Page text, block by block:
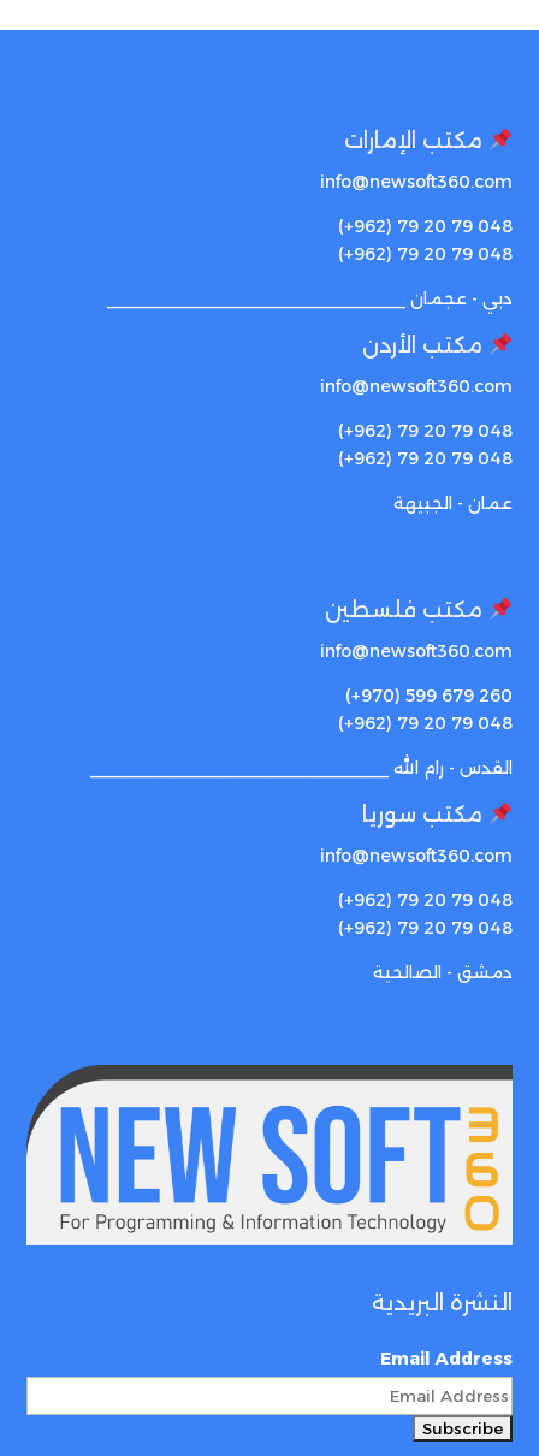
مكتب الإمارات
info@newsoft360.com
(+962) 79 20 79 048
(+962) 79 20 79 048
دبي - عجمان _______________________________
مكتب الأردن
info@newsoft360.com
(+962) 79 20 79 048
(+962) 79 20 79 048
عمان - الجبيهة
مكتب فلسطين
info@newsoft360.com
(+970) 599 679 260
(+962) 79 20 79 048
القدس - رام الله _______________________________
مكتب سوريا
info@newsoft360.com
(+962) 79 20 79 048
(+962) 79 20 79 048
دمشق - الصالحية
النشرة البريدية
Email Address